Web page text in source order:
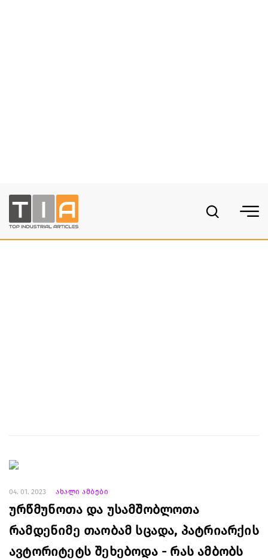
04. 01. 2023 ახალი ამბები
ურწმუნოთა და უსამშობლოთა
რამდენიმე თაობამ სცადა, პატრიარქის
ავტორიტეტს შეხებოდა - რას ამბობს